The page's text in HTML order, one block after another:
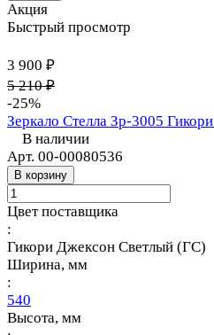
Акция
Быстрый просмотр
3 900 ₽
5 210 ₽
-25%
Зеркало Стелла Зр-3005
В наличии
Арт. 00-00080536
В корзину
Цвет поставщика
:
Гикори Джексон Светлый (ГС)
Ширина, мм
:
540
Высота, мм